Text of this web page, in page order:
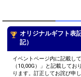
ranking go up.
To cheer on performers,
send them gifts.
To send performers paid
you must use Show Gold.
オリジナルギフト表
記）
イベントページ内に記載し
（10,00G）」と記載して
ります。訂正してお詫び申し